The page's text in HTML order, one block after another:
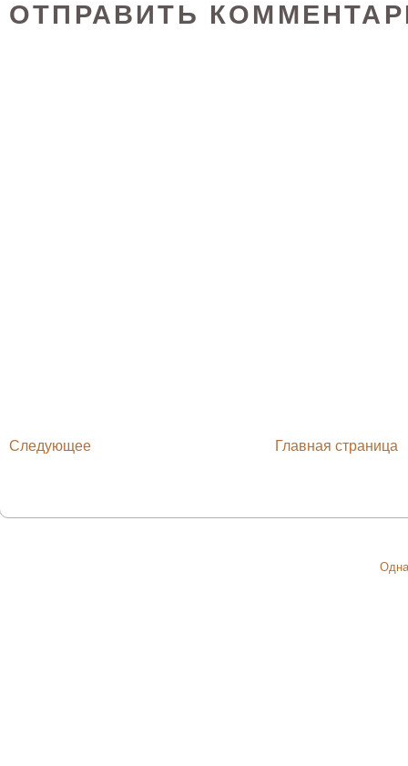
ОТПРАВИТЬ
Следующее Главная страница